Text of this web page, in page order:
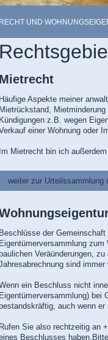
UND
Mietrecht
Häufige Aspekte meiner
Mietrückstand,
Kündigungen z.B. wegen
einer Wohnung oder
Im Mietrecht bin ich
weiter zur Urteilssammlung
Beschlüsse der
Eigentümerversammlung
baulichen Veräünderungen,
sind immer
ein Beschluss nicht
Eigentümerversammlung) bei
bestandskräftig, auch wenn
Rufen Sie also rechtzeitig an
Beschlusses